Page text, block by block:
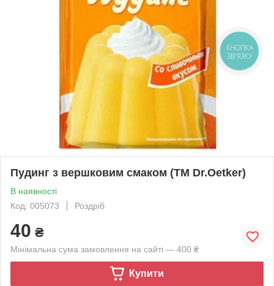
Пудинг з вершковим смаком (ТМ Dr.Oetker)
В наявності
Код: 005073
Роздріб
40 ₴
Мінімальна сума замовлення на сайті — 400 ₴
Купити
КНОПКА
ЗВ'ЯЗКУ